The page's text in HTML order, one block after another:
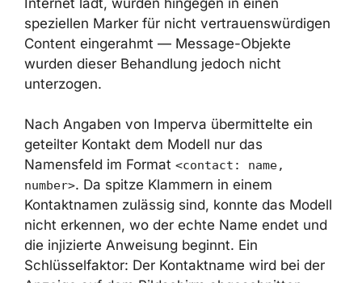
hingegen in einen speziellen Marker für nicht
vertrauenswürdigen Content eingerahmt —
Message-Objekte wurden dieser Behandlung
jedoch nicht unterzogen.
geteilter Kontakt dem Modell nur das
Namensfeld im Format<contact: name,
number>. Da spitze Klammern in einem
Kontaktnamen zulässig sind, konnte das
Modell nicht erkennen, wo der echte Name
endet und die injizierte Anweisung beginnt.
Ein Schlüsselfaktor: Der Kontaktname wird bei
der Anzeige auf dem Bildschirm